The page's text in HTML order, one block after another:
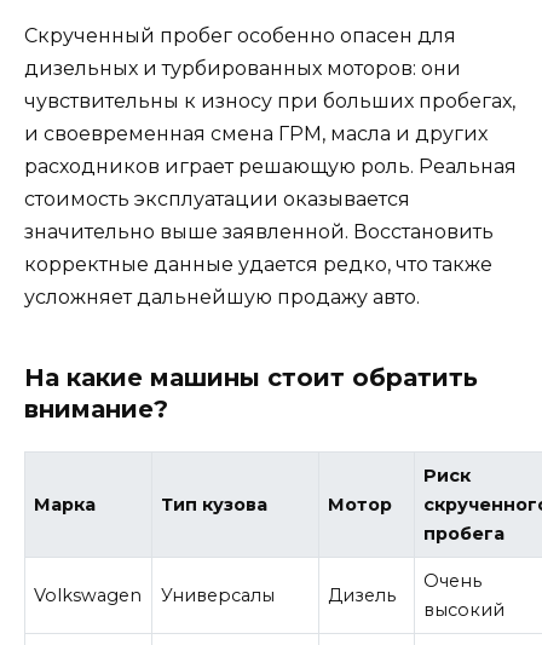
Скрученный пробег особенно опасен для
дизельных и турбированных моторов: они
чувствительны к износу при больших пробегах,
и своевременная смена ГРМ, масла и других
расходников играет решающую роль. Реальная
стоимость эксплуатации оказывается
значительно выше заявленной. Восстановить
корректные данные удается редко, что также
усложняет дальнейшую продажу авто.
На какие машины стоит обратить
внимание?
Марка Тип кузова Мотор
Риск
пробега
Volkswagen Универсалы Дизель
Очень
высокий